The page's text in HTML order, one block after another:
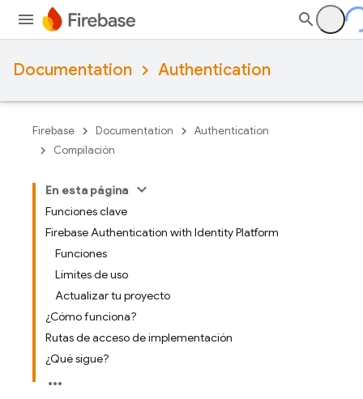
Documentation Authentication
Firebase Documentation
Authentication
Compilación
En esta página
Funciones clave
Firebase Authentication with Identity Platform
Funciones
Límites de uso
Actualizar tu proyecto
¿Cómo funciona?
Rutas de acceso de implementación
¿Qué sigue?